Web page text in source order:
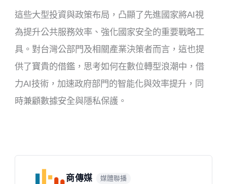
這些大型投資與政策布局，凸顯了先進國家將AI視
為提升公共服務效率、強化國家安全的重要戰略工
具。對台灣公部門及相關產業決策者而言，這也提
供了寶貴的借鑑，思考如何在數位轉型浪潮中，借
力AI技術，加速政府部門的智能化與效率提升，同
時兼顧數據安全與隱私保護。
商傳媒 媒體聯播